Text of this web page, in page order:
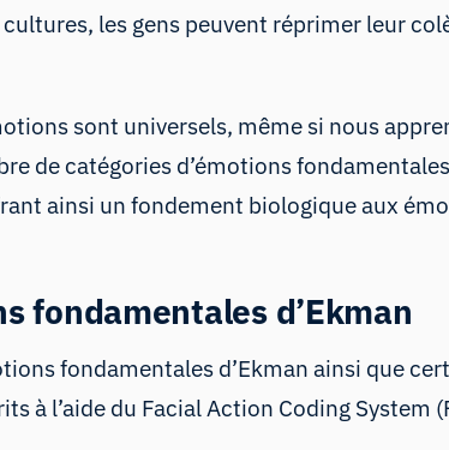
les gens peuvent réprimer leur
sont universels, même si nous
de catégories d’émotions
ainsi un fondement biologique aux
fondamentales d’Ekman
fondamentales d’Ekman ainsi que
à l’aide du Facial Action Coding System